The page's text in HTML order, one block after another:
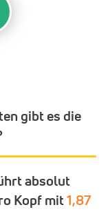
gibt es die
absolut
Kopf mit1,87